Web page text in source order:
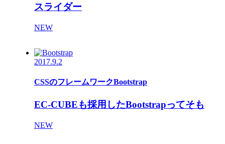
スライダー
NEW
2017.9.2
CSSのフレームワークBootstrap
EC-CUBEも採用したBootstrapってそも
NEW